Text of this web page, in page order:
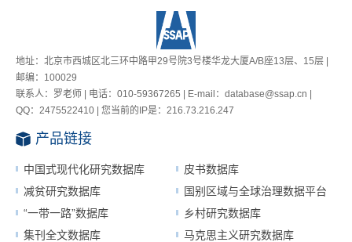
地址：北京市西城区北三环中路甲29号院3号楼华龙大厦A/B座13层、15层 |
邮编：100029
联系人：罗老师 | 电话：010-59367265 | E-mail：database@ssap.cn |
QQ：2475522410 | 您当前的IP是： 216.73.216.247
产品链接
中国式现代化研究数据库
皮书数据库
减贫研究数据库
国别区域与全球治理数据平台
“一带一路”数据库
乡村研究数据库
集刊全文数据库
马克思主义研究数据库